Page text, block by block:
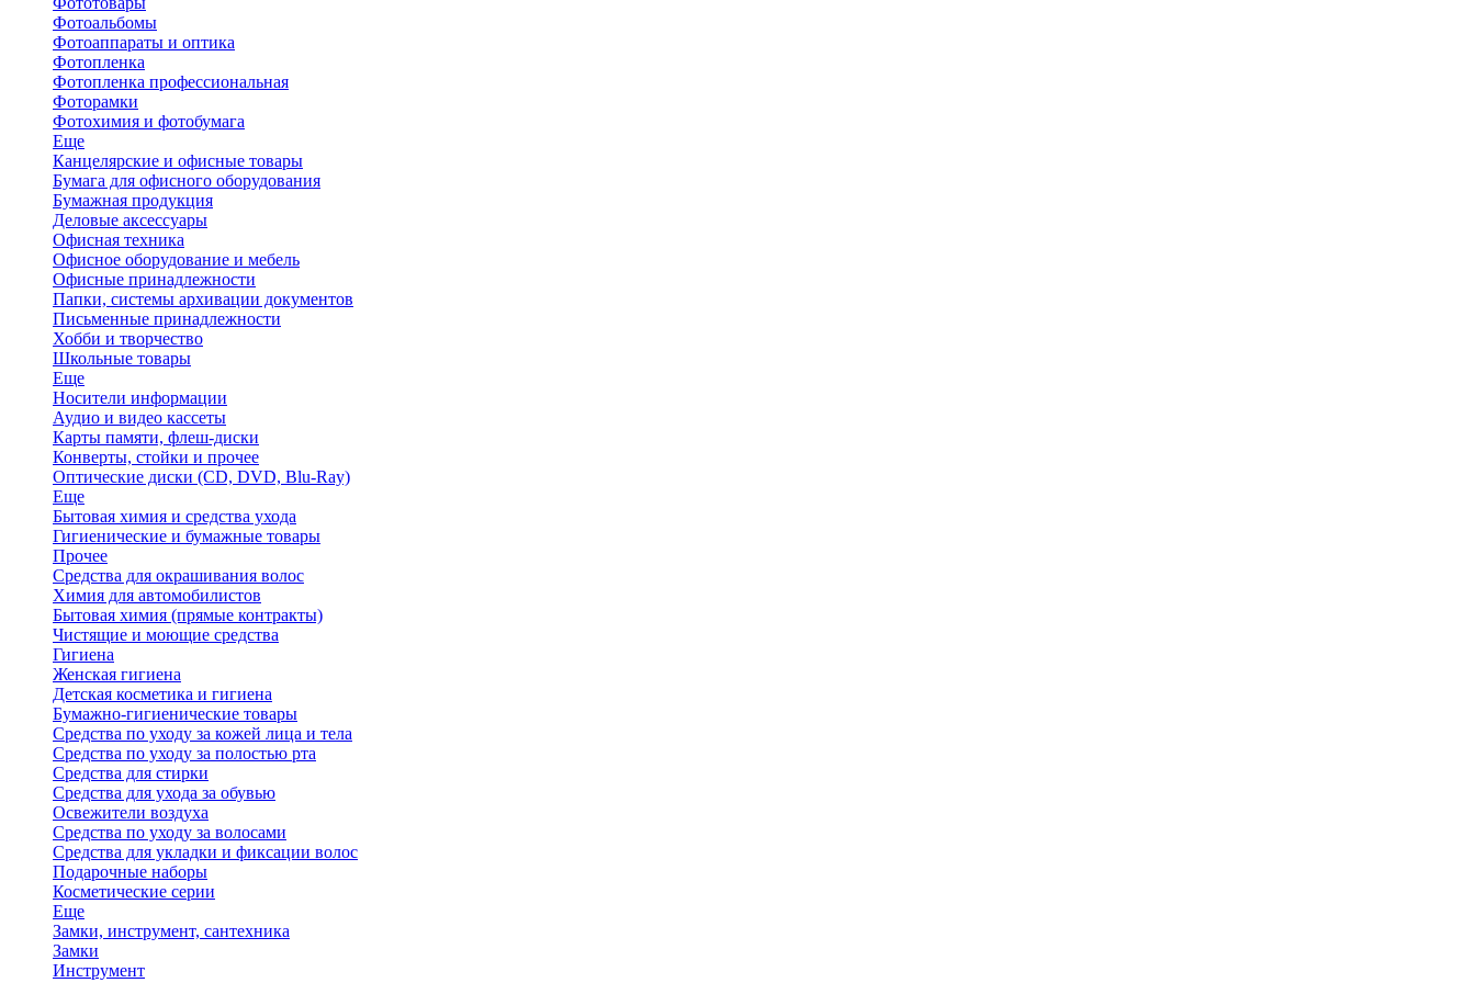
Фотоальбомы
Фотоаппараты и оптика
Фотопленка
Фотопленка профессиональная
Фоторамки
Фотохимия и фотобумага
Еще
Канцелярские и офисные товары
Бумага для офисного оборудования
Бумажная продукция
Деловые аксессуары
Офисная техника
Офисное оборудование и мебель
Офисные принадлежности
Папки, системы архивации документов
Письменные принадлежности
Хобби и творчество
Школьные товары
Еще
Носители информации
Аудио и видео кассеты
Карты памяти, флеш-диски
Конверты, стойки и прочее
Оптические диски (CD, DVD, Blu-Ray)
Еще
Бытовая химия и средства ухода
Гигиенические и бумажные товары
Прочее
Средства для окрашивания волос
Химия для автомобилистов
Бытовая химия (прямые контракты)
Чистящие и моющие средства
Гигиена
Женская гигиена
Детская косметика и гигиена
Бумажно-гигиенические товары
Средства по уходу за кожей лица и тела
Средства по уходу за полостью рта
Средства для стирки
Средства для ухода за обувью
Освежители воздуха
Средства по уходу за волосами
Средства для укладки и фиксации волос
Подарочные наборы
Косметические серии
Еще
Замки, инструмент, сантехника
Замки
Инструмент